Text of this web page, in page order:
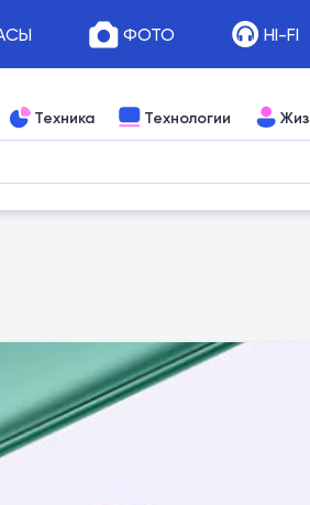
ФОТО HI-FI
Техника Технологии